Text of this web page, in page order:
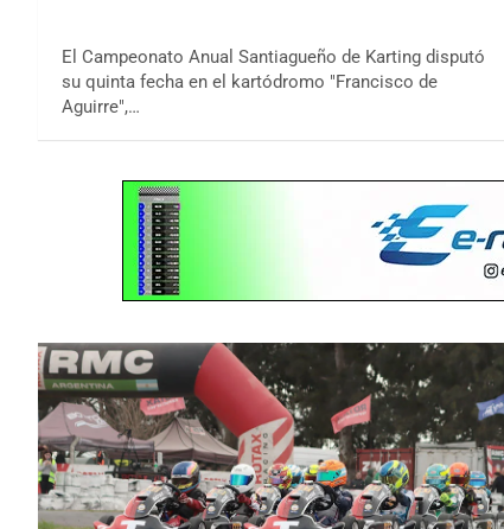
El Campeonato Anual Santiagueño de Karting disputó
su quinta fecha en el kartódromo "Francisco de
Aguirre",…